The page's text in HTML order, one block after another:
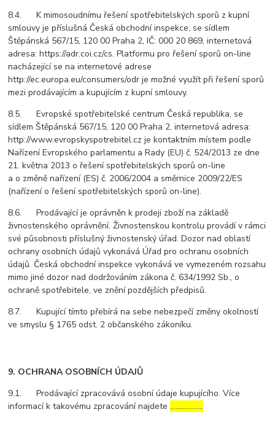
8.4. K mimosoudnímu řešení spotřebitelských sporů z kupní
smlouvy je příslušná Česká obchodní inspekce, se sídlem
Štěpánská 567/15, 120 00 Praha 2, IČ: 000 20 869, internetová
adresa: https://adr.coi.cz/cs. Platformu pro řešení sporů on-line
nacházející se na internetové adrese
http://ec.europa.eu/consumers/odr je možné využít při řešení sporů
mezi prodávajícím a kupujícím z kupní smlouvy.
8.5. Evropské spotřebitelské centrum Česká republika, se
sídlem Štěpánská 567/15, 120 00 Praha 2, internetová adresa:
http://www.evropskyspotrebitel.cz je kontaktním místem podle
Nařízení Evropského parlamentu a Rady (EU) č. 524/2013 ze dne
21. května 2013 o řešení spotřebitelských sporů on-line
a o změně nařízení (ES) č. 2006/2004 a směrnice 2009/22/ES
(nařízení o řešení spotřebitelských sporů on-line).
8.6. Prodávající je oprávněn k prodeji zboží na základě
živnostenského oprávnění. Živnostenskou kontrolu provádí v rámci
své působnosti příslušný živnostenský úřad. Dozor nad oblastí
ochrany osobních údajů vykonává Úřad pro ochranu osobních
údajů. Česká obchodní inspekce vykonává ve vymezeném rozsahu
mimo jiné dozor nad dodržováním zákona č. 634/1992 Sb., o
ochraně spotřebitele, ve znění pozdějších předpisů.
8.7. Kupující tímto přebírá na sebe nebezpečí změny okolností
ve smyslu § 1765 odst. 2 občanského zákoníku.
9. OCHRANA OSOBNÍCH ÚDAJŮ
9.1. Prodávající zpracovává osobní údaje kupujícího. Více
informací k takovému zpracování najdete………………